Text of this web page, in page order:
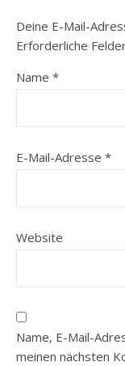
Deine E-Mail-
Erforderliche
Name *
E-Mail-Adresse *
Website
Name, E-Mail-
meinen nächsten